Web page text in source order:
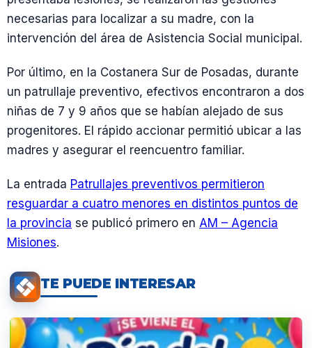
necesarias para localizar a su madre, con la
intervención del área de Asistencia Social municipal.
Por último, en la Costanera Sur de Posadas, durante
un patrullaje preventivo, efectivos encontraron a dos
niñas de 7 y 9 años que se habían alejado de sus
progenitores. El rápido accionar permitió ubicar a las
madres y asegurar el reencuentro familiar.
La entrada Patrullajes preventivos permitieron
resguardar a cuatro menores en distintos puntos de
la provincia se publicó primero en AM – Agencia
Misiones.
TE PUEDE INTERESAR